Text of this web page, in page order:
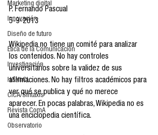
Marketing digital
Innovación
Diseño de futuro
Ética de la Comunicación
Investigación
H&NhCL
CICA/Sintaxis
Revista ComA
Observatorio
P. Fernando Pascual
5-9-2013
Wikipedia no tiene un comité para analizar
los contenidos. No hay controles
universitarios sobre la validez de sus
afirmaciones. No hay filtros académicos para
ver qué se publica y qué no merece
aparecer. En pocas palabras, Wikipedia no es
una enciclopedia científica.